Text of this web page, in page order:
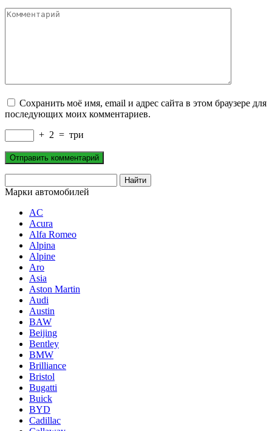
Комментарий
Сохранить моё имя, email и адрес сайта в этом браузере для
последующих моих комментариев.
+ 2 = три
Марки автомобилей
AC
Acura
Alfa Romeo
Alpina
Alpine
Aro
Asia
Aston Martin
Audi
Austin
BAW
Beijing
Bentley
BMW
Brilliance
Bristol
Bugatti
Buick
BYD
Cadillac